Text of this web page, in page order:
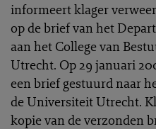
informeert klager
op de brief van het
aan het College van
Utrecht. Op 29 januari
een brief gestuurd naar
de Universiteit Utrecht.
kopie van de verzonden